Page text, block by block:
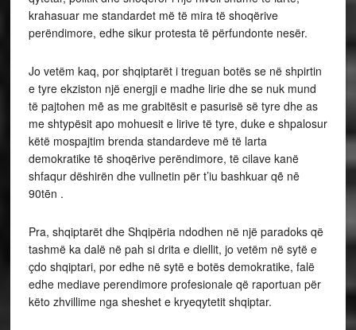
krahasuar me standardet më të mira të shoqërive
perëndimore, edhe sikur protesta të përfundonte nesër.
Jo vetëm kaq, por shqiptarët i treguan botës se në shpirtin
e tyre ekziston një energji e madhe lirie dhe se nuk mund
të pajtohen mẽ as me grabitësit e pasurisë së tyre dhe as
me shtypësit apo mohuesit e lirive të tyre, duke e shpalosur
këtë mospajtim brenda standardeve më të larta
demokratike të shoqërive perëndimore, të cilave kanë
shfaqur dëshirën dhe vullnetin për t’iu bashkuar qẽ nē
90tēn .
Pra, shqiptarët dhe Shqipëria ndodhen në një paradoks që
tashmë ka dalë në pah si drita e diellit, jo vetëm në sytë e
çdo shqiptari, por edhe në sytë e botës demokratike, falë
edhe mediave perendimore profesionale që raportuan për
këto zhvillime nga sheshet e kryeqytetit shqiptar.